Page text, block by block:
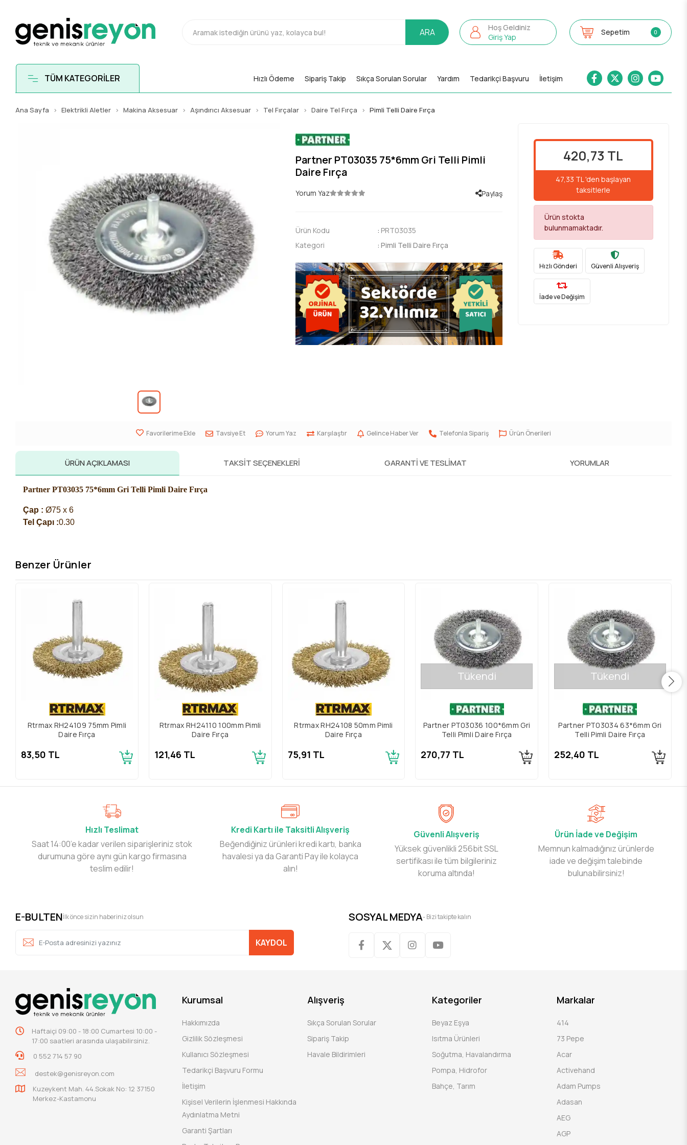
ARA
Hoş Geldiniz
Giriş Yap
Sepetim 0
TÜM KATEGORİLER Hızlı Ödeme Sipariş Takip Sıkça Sorulan Sorular Yardım Tedarikçi Başvuru İletişim
Ana Sayfa Elektrikli Aletler Makina Aksesuar Aşındırıcı Aksesuar Tel Fırçalar Daire Tel Fırça Pimli Telli Daire Fırça
Partner PT03035 75*6mm Gri Telli Pimli
Daire Fırça
Yorum Yaz Paylaş
Ürün Kodu : PRT03035
Kategori
:Pimli Telli Daire Fırça
420,73 TL
47,33 TL 'den başlayan
taksitlerle
Ürün stokta
bulunmamaktadır.
Hızlı Gönderi Güvenli Alışveriş
İade ve Değişim
Favorilerime Ekle Tavsiye Et Yorum Yaz Karşılaştır Gelince Haber Ver Telefonla Sipariş Ürün Önerileri
ÜRÜN AÇIKLAMASI TAKSIT SEÇENEKLERI GARANTI VE TESLIMAT YORUMLAR
Partner PT03035 75*6mm Gri Telli Pimli Daire Fırça
Çap : Ø75 x 6
Tel Çapı :0.30
Benzer Ürünler
Rtrmax RH24109 75mm Pimli
Daire Fırça
83,50 TL
Rtrmax RH24110 100mm Pimli
Daire Fırça
121,46 TL
Rtrmax RH24108 50mm Pimli
Daire Fırça
75,91 TL
Tükendi
Partner PT03036 100*6mm Gri
Telli Pimli Daire Fırça
270,77 TL
Tükendi
Partner PT03034 63*6mm Gri
Telli Pimli Daire Fırça
252,40 TL
Hızlı Teslimat
Saat 14:00’e kadar verilen siparişleriniz stok
durumuna göre aynı gün kargo firmasına
teslim edilir!
Kredi Kartı ile Taksitli Alışveriş
Beğendiğiniz ürünleri kredi kartı, banka
havalesi ya da Garanti Pay ile kolayca
alın!
Güvenli Alışveriş
Yüksek güvenlikli 256bit SSL
sertifikası ile tüm bilgileriniz
koruma altında!
Ürün İade ve Değişim
Memnun kalmadığınız ürünlerde
iade ve değişim talebinde
bulunabilirsiniz!
E-BULTENİlk önce sizin haberiniz olsun
KAYDOL
SOSYAL MEDYA- Bizi takipte kalın
Haftaiçi 09:00 - 18:00 Cumartesi 10:00 -
17:00 saatleri arasında ulaşabilirsiniz.
0 552 714 57 90
destek@genisreyon.com
Kuzeykent Mah. 44.Sokak No: 12 37150
Merkez-Kastamonu
Kurumsal
Hakkımızda
Gizlilik Sözleşmesi
Kullanıcı Sözleşmesi
Tedarikçi Başvuru Formu
İletişim
Kişisel Verilerin İşlenmesi Hakkında
Aydınlatma Metni
Garanti Şartları
Alışveriş
Sıkça Sorulan Sorular
Sipariş Takip
Havale Bildirimleri
Kategoriler
Beyaz Eşya
Isıtma Ürünleri
Soğutma, Havalandırma
Pompa, Hidrofor
Bahçe, Tarım
Markalar
414
73 Pepe
Acar
Activehand
Adam Pumps
Adasan
AEG
AGP